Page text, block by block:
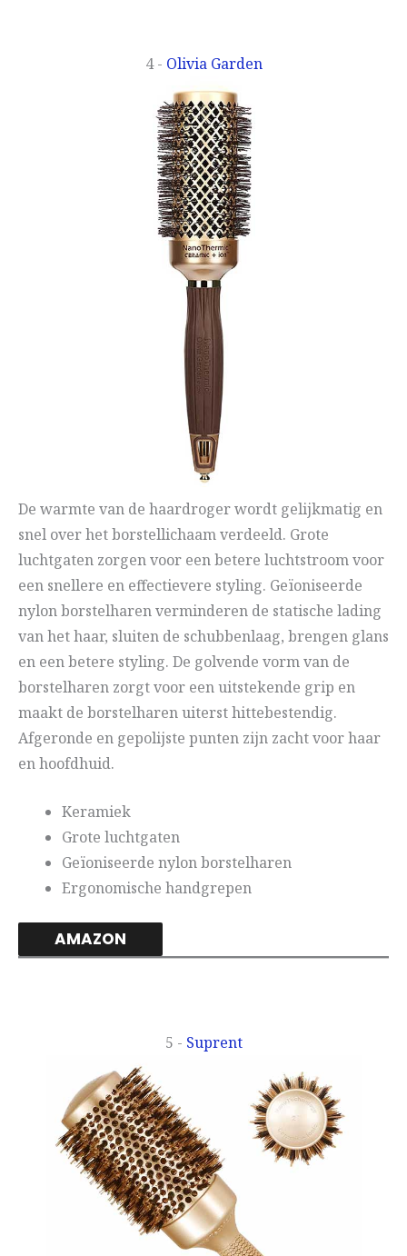
4 - Olivia Garden
De warmte van de haardroger wordt gelijkmatig en
snel over het borstellichaam verdeeld. Grote
luchtgaten zorgen voor een betere luchtstroom voor
een snellere en effectievere styling. Geïoniseerde
nylon borstelharen verminderen de statische lading
van het haar, sluiten de schubbenlaag, brengen glans
en een betere styling. De golvende vorm van de
borstelharen zorgt voor een uitstekende grip en
maakt de borstelharen uiterst hittebestendig.
Afgeronde en gepolijste punten zijn zacht voor haar
en hoofdhuid.
Keramiek
Grote luchtgaten
Geïoniseerde nylon borstelharen
Ergonomische handgrepen
AMAZON
5 - Suprent